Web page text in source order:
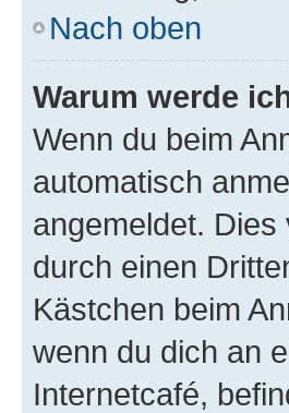
Nach oben
Warum werde
Wenn du beim
automatisch
angemeldet.
durch einen
Kästchen beim
wenn du dich an
Internetcafé,